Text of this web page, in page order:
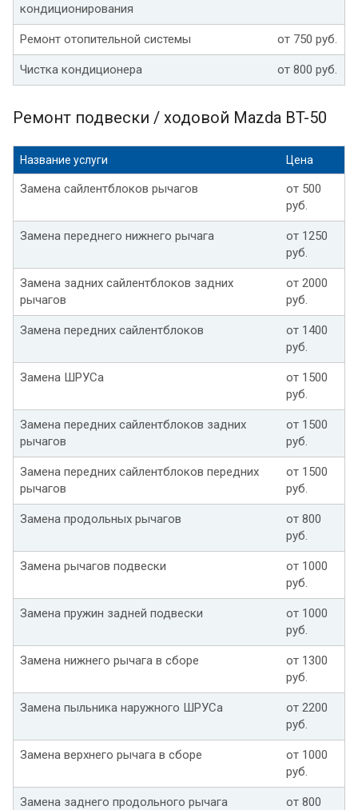
кондиционирования
Ремонт отопительной системы от 750 руб.
Чистка кондиционера от 800 руб.
Ремонт подвески / ходовой Mazda BT-50
Название услуги Цена
Замена сайлентблоков рычагов
от 500
руб.
Замена переднего нижнего рычага
от 1250
руб.
Замена задних сайлентблоков задних
рычагов
от 2000
руб.
Замена передних сайлентблоков
от 1400
руб.
Замена ШРУСа
от 1500
руб.
Замена передних сайлентблоков задних
рычагов
от 1500
руб.
Замена передних сайлентблоков передних
рычагов
от 1500
руб.
Замена продольных рычагов
от 800
руб.
Замена рычагов подвески
от 1000
руб.
Замена пружин задней подвески
от 1000
руб.
Замена нижнего рычага в сборе
от 1300
руб.
Замена пыльника наружного ШРУСа
от 2200
руб.
Замена верхнего рычага в сборе
от 1000
руб.
Замена заднего продольного рычага
от 800